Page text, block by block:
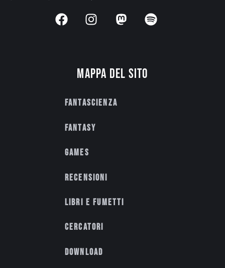
Mappa del sito
Fantascienza
Fantasy
Games
Recensioni
Libri e fumetti
Cercatori
Download